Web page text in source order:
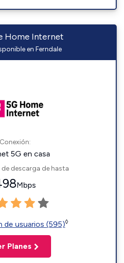
Home Internet
en Ferndale
Conexión:
5G en casa
descarga de hasta
Mbps
de usuarios (595)◊
Planes